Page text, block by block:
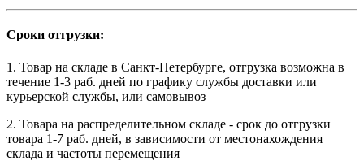
Сроки отгрузки:
1. Товар на складе в Санкт-Петербурге, отгрузка возможна в
течение 1-3 раб. дней по графику службы доставки или
курьерской службы, или самовывоз
2. Товара на распределительном складе - срок до отгрузки
товара 1-7 раб. дней, в зависимости от местонахождения
склада и частоты перемещения